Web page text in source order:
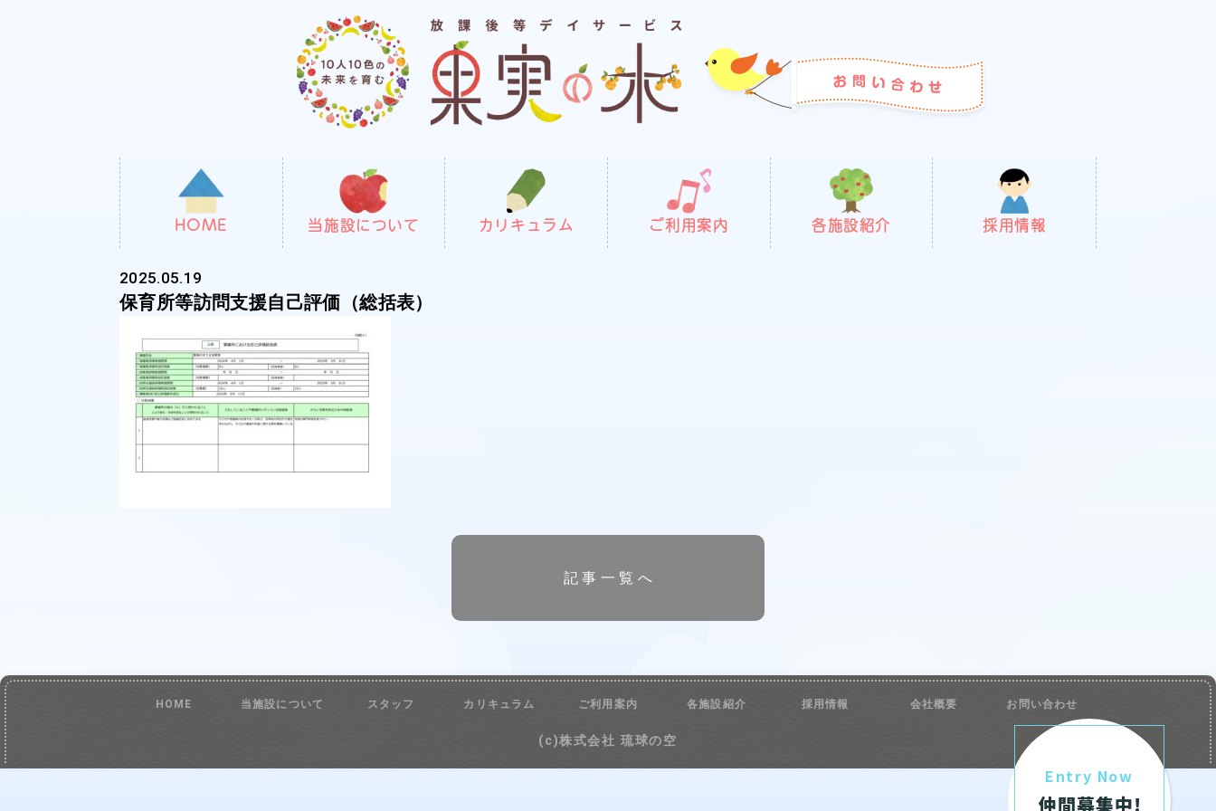
HOME 当施設について カリキュラム ご利用案内 各施設紹介 採用情報
2025.05.19
保育所等訪問支援自己評価（総括表）
記事一覧へ
Entry Now
仲間募集中!
HOME 当施設について スタッフ カリキュラム ご利用案内 各施設紹介 採用情報 会社概要 お問い合わせ
(c)株式会社 琉球の空